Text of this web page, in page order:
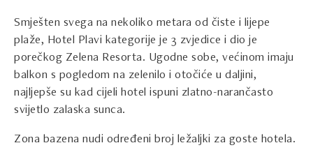
Smješten svega na nekoliko metara od čiste i lijepe
plaže, Hotel Plavi kategorije je 3 zvjedice i dio je
porečkog Zelena Resorta. Ugodne sobe, većinom imaju
balkon s pogledom na zelenilo i otočiće u daljini,
najljepše su kad cijeli hotel ispuni zlatno-narančasto
svijetlo zalaska sunca.
Zona bazena nudi određeni broj ležaljki za goste hotela.